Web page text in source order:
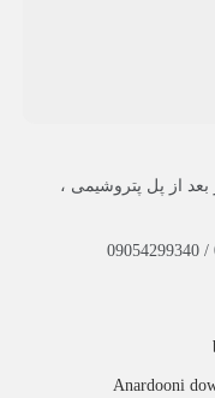
بعد از پل پتروشیمی ،